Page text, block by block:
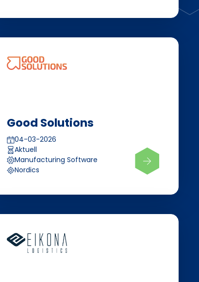
Good Solutions
04-03-2026
Aktuell
Manufacturing Software
Nordics